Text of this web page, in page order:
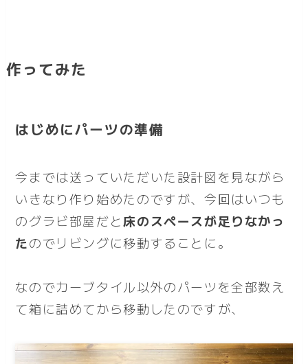
作ってみた
はじめにパーツの準備
今までは送っていただいた設計図を見ながら
いきなり作り始めたのですが、今回はいつも
のグラビ部屋だと 床のスペースが足りなかっ
たのでリビングに移動することに。
なのでカーブタイル以外のパーツを全部数え
て箱に詰めてから移動したのですが、